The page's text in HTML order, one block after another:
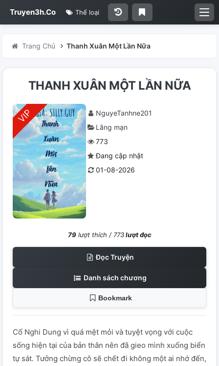
Truyen3h.Co Thể loại
Trang Chủ Thanh Xuân Một Lần Nữa
THANH XUÂN MỘT LẦN NỮA
NguyeTanhne201
Lãng mạn
773
Đang cập nhật
01-08-2026
79lượt thích / 773lượt đọc
Đọc Truyện
Danh sách chương
Bookmark
Cố Nghi Dung vì quá mệt mỏi và tuyệt vọng với cuộc
sống hiện tại của bản thân nên đã gieo mình xuống biển
tự sát. Tưởng chừng cô sẽ chết đi không một ai nhớ đến,